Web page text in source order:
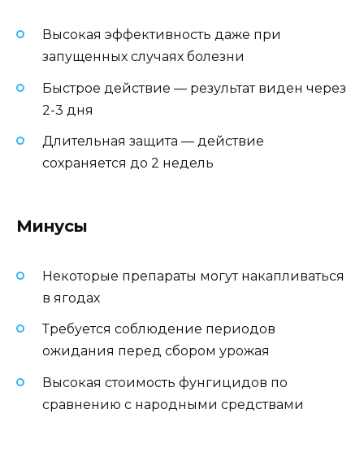
Высокая эффективность даже при
запущенных случаях болезни
Быстрое действие — результат виден через
2-3 дня
Длительная защита — действие
сохраняется до 2 недель
Минусы
Некоторые препараты могут накапливаться
в ягодах
Требуется соблюдение периодов
ожидания перед сбором урожая
Высокая стоимость фунгицидов по
сравнению с народными средствами